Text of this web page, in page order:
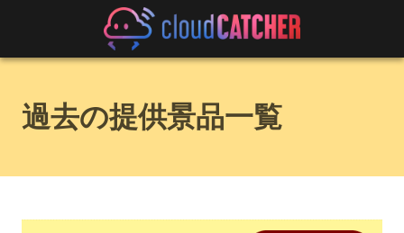
過去の提供景品一覧